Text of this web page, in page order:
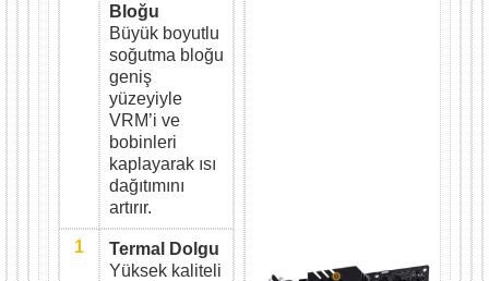
Bloğu
Büyük boyutlu
soğutma bloğu
geniş
yüzeyiyle
VRM’i ve
bobinleri
kaplayarak ısı
dağıtımını
artırır.
1
Termal Dolgu
Yüksek kaliteli